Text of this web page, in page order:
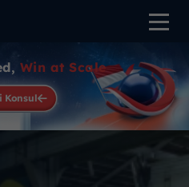
Win at Scale
Konsul